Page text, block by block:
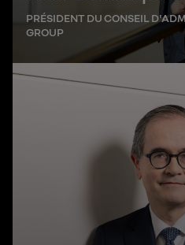
PRÉSIDENT DU CONSEIL
GROUP
François Provost est
polytechnique et
Il débute sa
l’Économie et des
Trésor, puis est nommé
ministre de la Défense.